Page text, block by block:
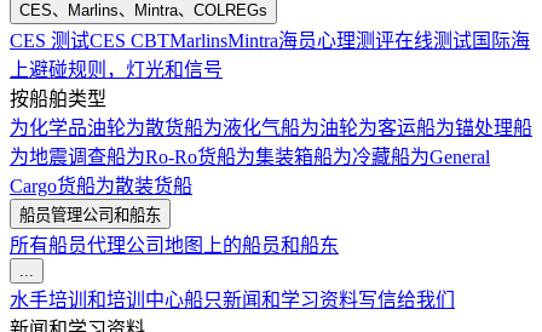
CES、Marlins、Mintra、COLREGs
CES 测试CES CBTMarlinsMintra海员心理测评在线测试国际海
上避碰规则，灯光和信号
按船舶类型
为化学品油轮为散货船为液化气船为油轮为客运船为锚处理船
为地震调查船为Ro-Ro货船为集装箱船为冷藏船为General
Cargo货船为散装货船
船员管理公司和船东
所有船员代理公司地图上的船员和船东
...
水手培训和培训中心船只新闻和学习资料写信给我们